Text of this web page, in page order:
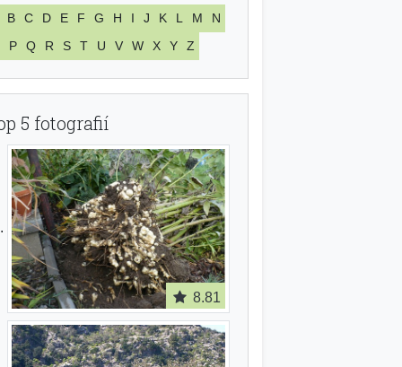
B C D E F G H I J K L M
N
P
Q R S T U V W X Y Z
5 fotografií
8.81